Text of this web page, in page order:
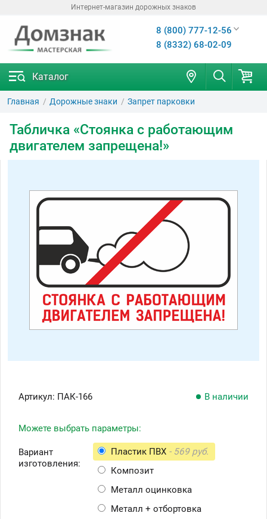
Интернет-магазин дорожных знаков
8 (800) 777-12-56
8 (8332) 68-02-09
Каталог
Главная Дорожные знаки Запрет парковки
Табличка «Стоянка с работающим
двигателем запрещена!»
Артикул: ПАК-166 В наличии
Можете выбрать параметры:
Вариант
изготовления:
Пластик ПВХ - 569 руб.
Композит
Металл оцинковка
Металл + отбортовка